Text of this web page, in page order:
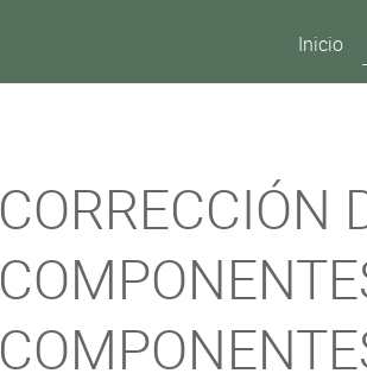
Inicio
CORRECCIÓN